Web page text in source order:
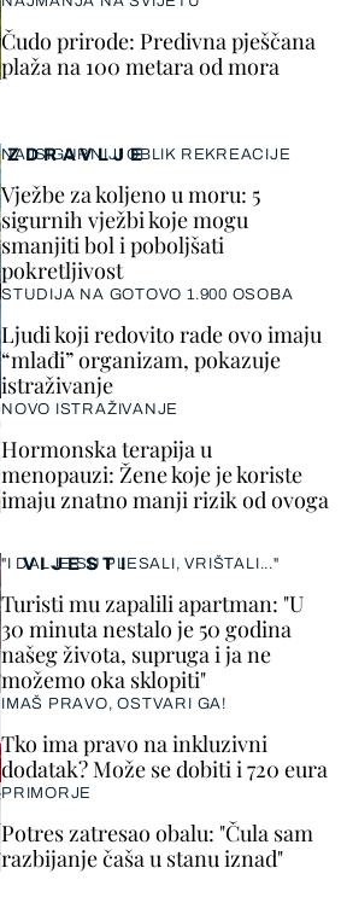
VIJESTI
"I DALJE SU PLESALI, VRIŠTALI..."
Turisti mu zapalili apartman: "U
30 minuta nestalo je 50 godina
našeg života, supruga i ja ne
možemo oka sklopiti"
IMAŠ PRAVO, OSTVARI GA!
Tko ima pravo na inkluzivni
dodatak? Može se dobiti i 720 eura
PRIMORJE
Potres zatresao obalu: "Čula sam
razbijanje čaša u stanu iznad"
ZDRAVLJE
NAJSIGURNIJI OBLIK REKREACIJE
Vježbe za koljeno u moru: 5
sigurnih vježbi koje mogu
smanjiti bol i poboljšati
pokretljivost
STUDIJA NA GOTOVO 1.900 OSOBA
Ljudi koji redovito rade ovo imaju
“mlađi” organizam, pokazuje
istraživanje
NOVO ISTRAŽIVANJE
Hormonska terapija u
menopauzi: Žene koje je koriste
imaju znatno manji rizik od ovoga
Čudo prirode: Predivna pješčana
plaža na 100 metara od mora